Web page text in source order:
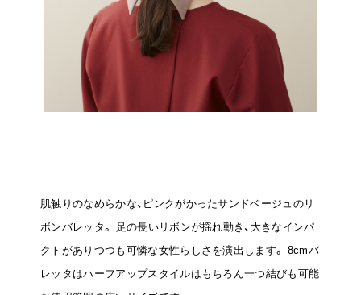
肌触りのなめらかな、ピンクがかったサンドベージュのリ
ボンバレッタ。 足の長いリボンが揺れ動き、大きなインパ
クトがありつつも可憐な女性らしさを演出します。 8cmバ
レッタはハーフアップスタイルはもちろん一つ結びも可能